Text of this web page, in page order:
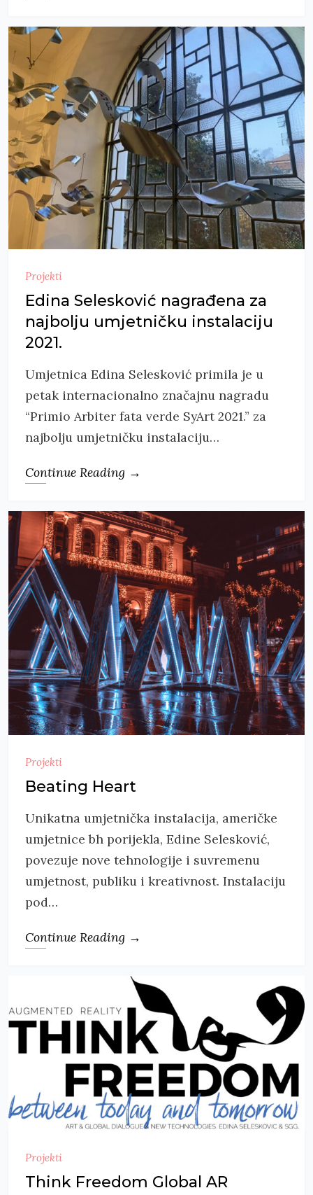
Projekti
Edina Selesković nagrađena za
najbolju umjetničku instalaciju
2021.
Umjetnica Edina Selesković primila je u
petak internacionalno značajnu nagradu
“Primio Arbiter fata verde SyArt 2021.” za
najbolju umjetničku instalaciju…
Continue Reading →
Projekti
Beating Heart
Unikatna umjetnička instalacija, američke
umjetnice bh porijekla, Edine Selesković,
povezuje nove tehnologije i suvremenu
umjetnost, publiku i kreativnost. Instalaciju
pod…
Continue Reading →
Projekti
Think Freedom Global AR